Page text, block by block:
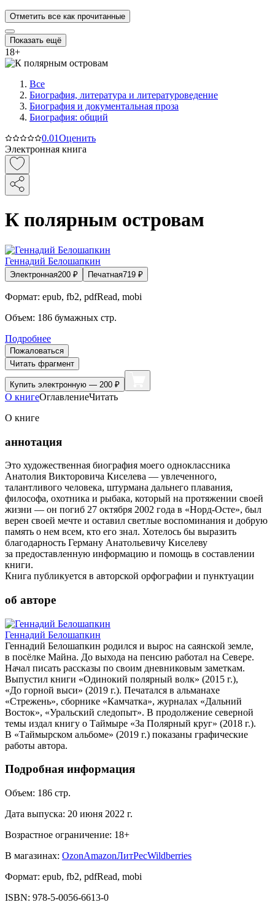
Отметить все как прочитанные
Показать ещё
18+
Все
Биография, литература и литературоведение
Биография и документальная проза
Биография: общий
0.01Оценить
Электронная книга
К полярным островам
Геннадий Белошапкин
Электронная200 ₽ Печатная719 ₽
Формат: epub, fb2, pdfRead, mobi
Объем: 186 бумажных стр.
Подробнее
Пожаловаться
Читать фрагмент
Купить электронную — 200 ₽
О книгеОглавлениеЧитать
О книге
аннотация
Это художественная биография моего одноклассника
Анатолия Викторовича Киселева — увлеченного,
талантливого человека, штурмана дальнего плавания,
философа, охотника и рыбака, который на протяжении своей
жизни — он погиб 27 октября 2002 года в «Норд-Осте», был
верен своей мечте и оставил светлые воспоминания и добрую
память о нем всем, кто его знал. Хотелось бы выразить
благодарность Герману Анатольевичу Киселеву
за предоставленную информацию и помощь в составлении
книги.
Книга публикуется в авторской орфографии и пунктуации
об авторе
Геннадий Белошапкин
Геннадий Белошапкин родился и вырос на саянской земле,
в посёлке Майна. До выхода на пенсию работал на Севере.
Начал писать рассказы по своим дневниковым заметкам.
Выпустил книги «Одинокий полярный волк» (2015 г.),
«До горной выси» (2019 г.). Печатался в альманахе
«Стрежень», сборнике «Камчатка», журналах «Дальний
Восток», «Уральский следопыт». В продолжение северной
темы издал книгу о Таймыре «За Полярный круг» (2018 г.).
В «Таймырском альбоме» (2019 г.) показаны графические
работы автора.
Подробная информация
Объем: 186 стр.
Дата выпуска: 20 июня 2022 г.
Возрастное ограничение: 18+
В магазинах: OzonAmazonЛитРесWildberries
Формат: epub, fb2, pdfRead, mobi
ISBN: 978-5-0056-6613-0